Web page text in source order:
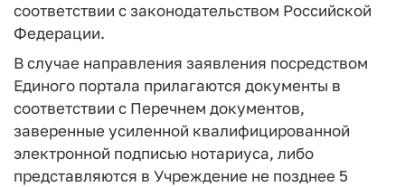
соответствии с законодательством Российской
Федерации.
В случае направления заявления посредством
Единого портала прилагаются документы в
соответствии с Перечнем документов,
заверенные усиленной квалифицированной
электронной подписью нотариуса, либо
представляются в Учреждение не позднее 5